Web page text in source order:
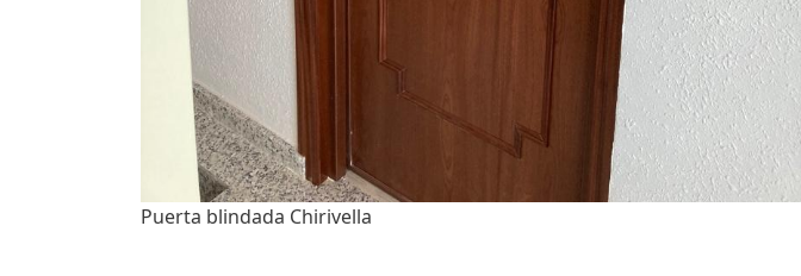
Puerta blindada Chirivella